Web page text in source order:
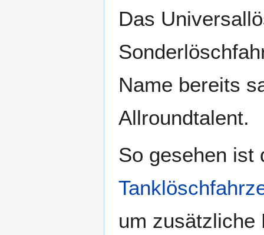
Das
Name bereits
Allroundtalent.
So gesehen ist
um zusätzliche